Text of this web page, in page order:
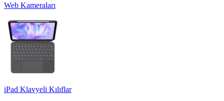
Web Kameraları
iPad Klavyeli Kılıflar